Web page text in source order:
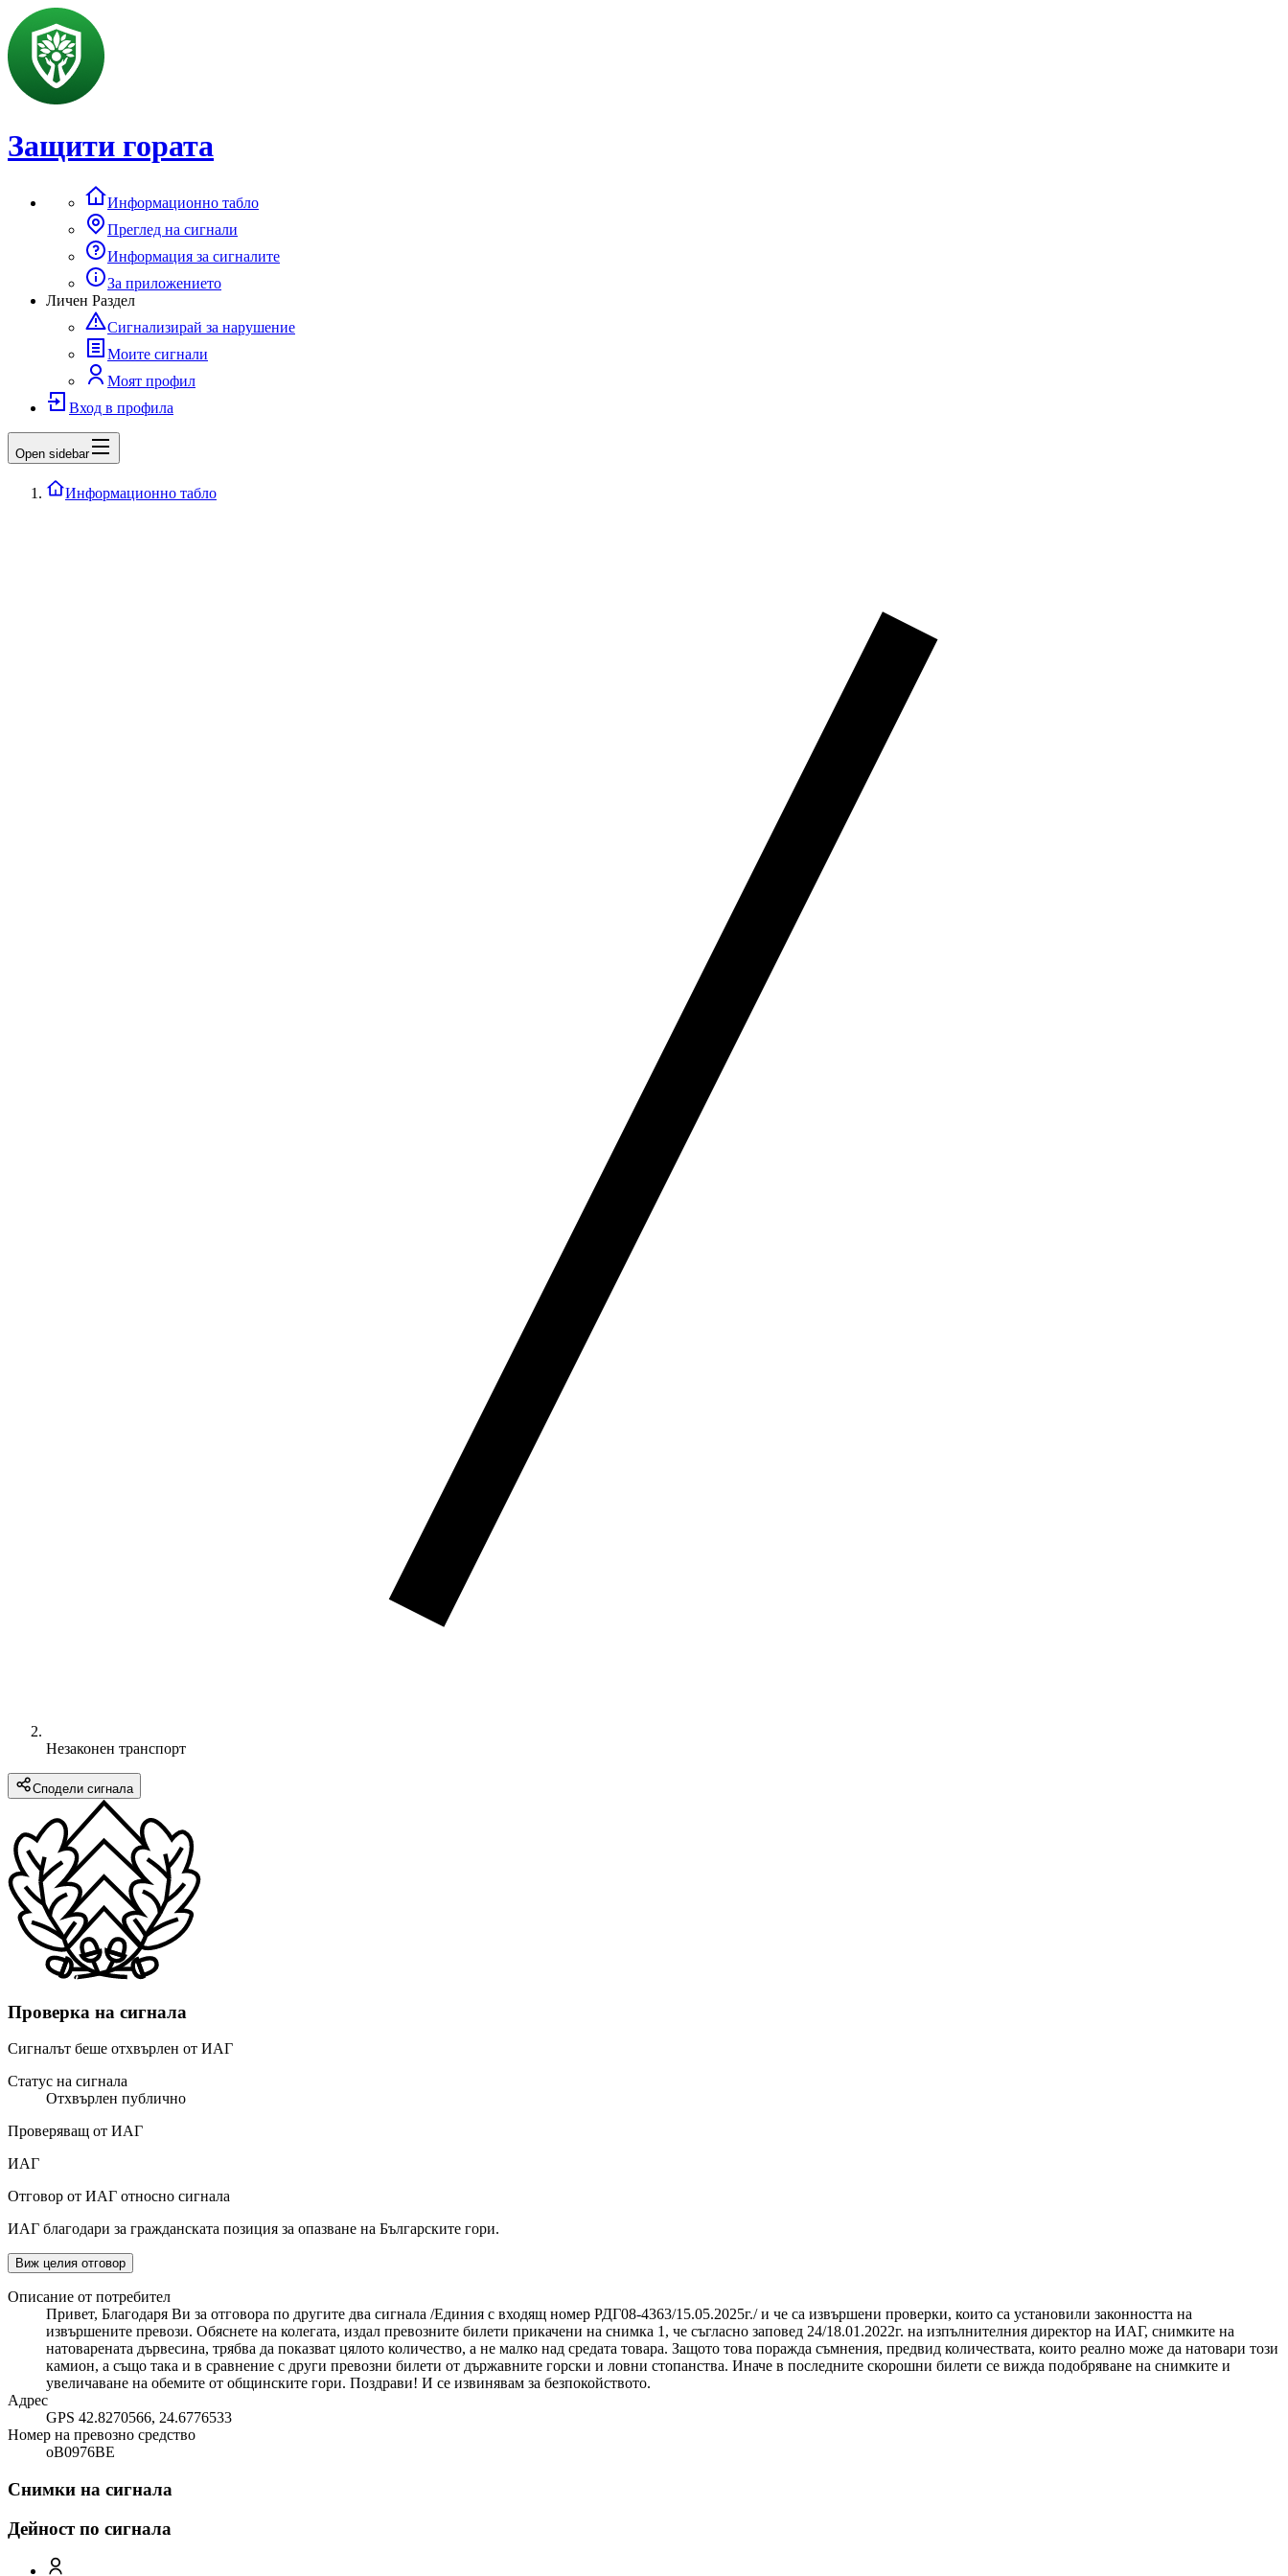
Защити гората
Информационно табло
Преглед на сигнали
Информация за сигналите
За приложението
Личен Раздел
Сигнализирай за нарушение
Моите сигнали
Моят профил
Вход в профила
Open sidebar
Информационно табло
Незаконен транспорт
Сподели сигнала
Проверка на сигнала
Сигналът беше отхвърлен от ИАГ
Статус на сигнала
Отхвърлен публично
Проверяващ от ИАГ
ИАГ
Отговор от ИАГ относно сигнала
ИАГ благодари за гражданската позиция за опазване на Българските гори.
Виж целия отговор
Описание от потребител
Привет, Благодаря Ви за отговора по другите два сигнала /Единия с входящ номер РДГ08-4363/15.05.2025г./ и че са извършени проверки, които са установили законността на
извършените превози. Обяснете на колегата, издал превозните билети прикачени на снимка 1, че съгласно заповед 24/18.01.2022г. на изпълнителния директор на ИАГ, снимките на
натоварената дървесина, трябва да показват цялото количество, а не малко над средата товара. Защото това поражда съмнения, предвид количествата, които реално може да натовари този
камион, а също така и в сравнение с други превозни билети от държавните горски и ловни стопанства. Иначе в последните скорошни билети се вижда подобряване на снимките и
увеличаване на обемите от общинските гори. Поздрави! И се извинявам за безпокойството.
Адрес
GPS 42.8270566, 24.6776533
Номер на превозно средство
оВ0976ВЕ
Снимки на сигнала
Дейност по сигнала